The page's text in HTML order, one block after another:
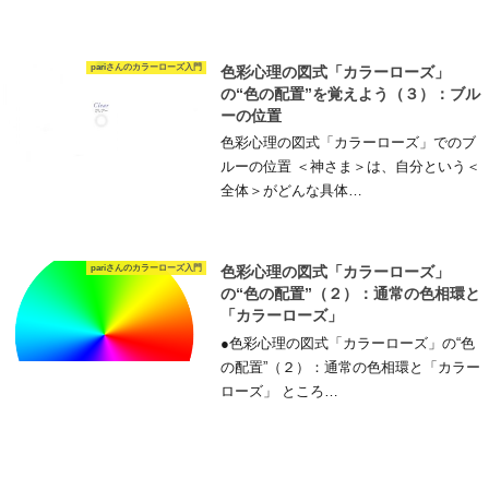
pariさんのカラーローズ入門
色彩心理の図式「カラーローズ」
の“色の配置”を覚えよう（３）：ブル
ーの位置
色彩心理の図式「カラーローズ」でのブ
ルーの位置 ＜神さま＞は、自分という＜
全体＞がどんな具体…
pariさんのカラーローズ入門
色彩心理の図式「カラーローズ」
の“色の配置”（２）：通常の色相環と
「カラーローズ」
●色彩心理の図式「カラーローズ」の“色
の配置”（２）：通常の色相環と「カラー
ローズ」 ところ…